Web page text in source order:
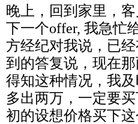
晚上，回到家里，
下一个offer, 我急忙
方经纪对我说，已
到的答复说，现在
得知这种情况，我
多出两万，一定要
初的设想价格买下这